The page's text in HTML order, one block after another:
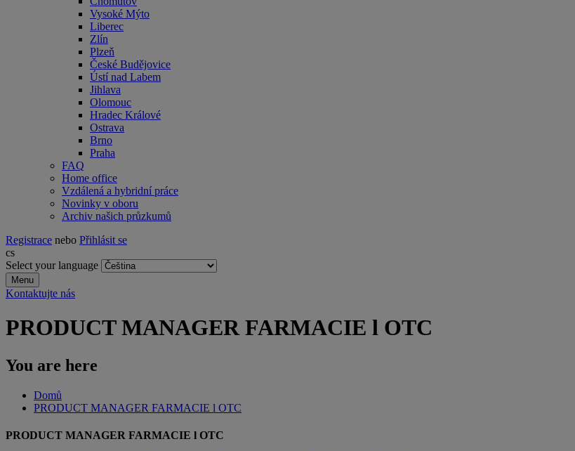
Vysoké Mýto
Liberec
Zlín
Plzeň
České Budějovice
Ústí nad Labem
Jihlava
Olomouc
Hradec Králové
Ostrava
Brno
Praha
FAQ
Home office
Vzdálená a hybridní práce
Novinky v oboru
Archiv našich průzkumů
Registrace nebo Přihlásit se
cs
Select your language
Menu
Kontaktujte nás
PRODUCT MANAGER FARMACIE l OTC
You are here
Domů
PRODUCT MANAGER FARMACIE l OTC
PRODUCT MANAGER FARMACIE l OTC